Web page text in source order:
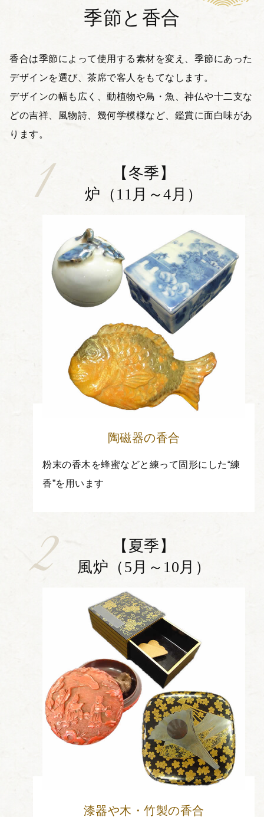
季節と香合
香合は季節によって使用する素材を変え、季節にあった
デザインを選び、茶席で客人をもてなします。
デザインの幅も広く、動植物や鳥・魚、神仏や十二支な
どの吉祥、風物詩、幾何学模様など、鑑賞に面白味があ
ります。
【冬季】
炉（11月～4月）
陶磁器の香合
粉末の香木を蜂蜜などと練って固形にした“練
香”を用います
【夏季】
風炉（5月～10月）
漆器や木・竹製の香合